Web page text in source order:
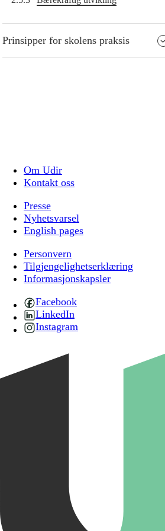
Prinsipper for skolens praksis
Om Udir
Kontakt oss
Presse
Nyhetsvarsel
English pages
Personvern
Tilgjengelighetserklæring
Informasjonskapsler
Facebook
LinkedIn
Instagram